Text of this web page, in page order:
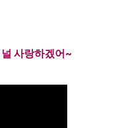
널 사랑하겠어~